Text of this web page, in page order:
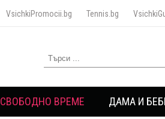
VsichkiPromocii.bg Tennis.bg
СВОБОДНО ВРЕМЕ ДАМА И